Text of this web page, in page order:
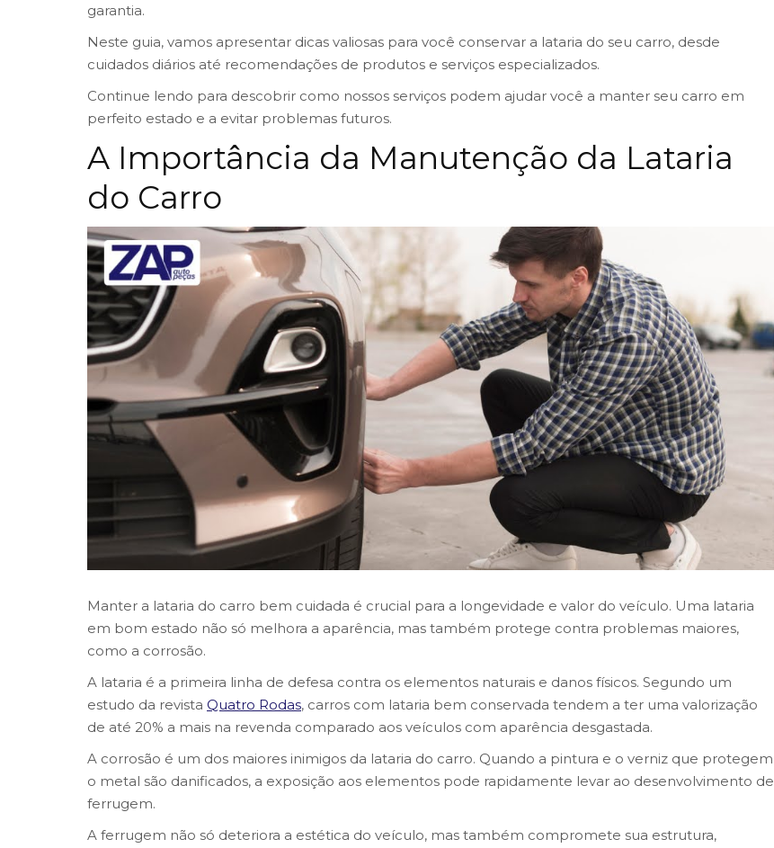
garantia.
Neste guia, vamos apresentar dicas valiosas para você conservar a lataria do seu carro, desde
cuidados diários até recomendações de produtos e serviços especializados.
Continue lendo para descobrir como nossos serviços podem ajudar você a manter seu carro em
perfeito estado e a evitar problemas futuros.
A Importância da Manutenção da Lataria
do Carro
Manter a lataria do carro bem cuidada é crucial para a longevidade e valor do veículo. Uma lataria
em bom estado não só melhora a aparência, mas também protege contra problemas maiores,
como a corrosão.
A lataria é a primeira linha de defesa contra os elementos naturais e danos físicos. Segundo um
estudo da revista Quatro Rodas, carros com lataria bem conservada tendem a ter uma valorização
de até 20% a mais na revenda comparado aos veículos com aparência desgastada.
A corrosão é um dos maiores inimigos da lataria do carro. Quando a pintura e o verniz que protegem
o metal são danificados, a exposição aos elementos pode rapidamente levar ao desenvolvimento de
ferrugem.
A ferrugem não só deteriora a estética do veículo, mas também compromete sua estrutura,